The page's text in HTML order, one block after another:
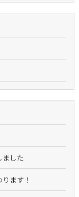
ました
ます！